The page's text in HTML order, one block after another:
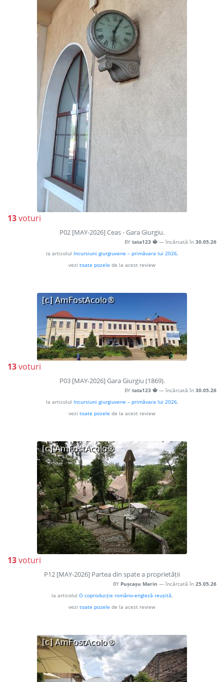
13voturi
P02 [MAY-2026] Ceas - Gara Giurgiu.
BY tata123 🔱 — încărcată în 30.05.26
la articolul Incursiuni giurgiuvene – primăvara lui 2026,
vezi toate pozele de la acest review
13voturi
P03 [MAY-2026] Gara Giurgiu (1869).
BY tata123 🔱 — încărcată în 30.05.26
la articolul Incursiuni giurgiuvene – primăvara lui 2026,
vezi toate pozele de la acest review
13voturi
P12 [MAY-2026] Partea din spate a proprietății
BY Pușcașu Marin — încărcată în 25.05.26
la articolul O coproducție româno-engleză reușită,
vezi toate pozele de la acest review